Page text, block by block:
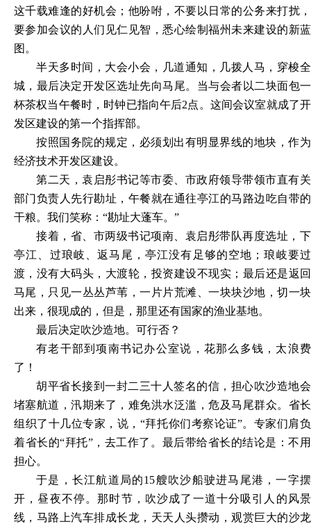
这千载难逢的好机会；他吩咐，不要以日常的公务来打扰，
要参加会议的人们见仁见智，悉心绘制福州未来建设的新蓝
图。
半天多时间，大会小会，几道通知，几拨人马，穿梭全
城，最后决定开发区选址先向马尾。当与会者以二块面包一
杯茶权当午餐时，时钟已指向午后2点。这间会议室就成了开
发区建设的第一个指挥部。
按照国务院的规定，必须划出有明显界线的地块，作为
经济技术开发区建设。
第二天， 袁启彤书记等市委、市政府领导带领市直有关
部门负责人先行勘址，午餐就在通往亭江的马路边吃自带的
干粮。我们笑称： “勘址大蓬车。”
接着，省、市两级书记项南、袁启彤带队再度选址，下
亭江、过琅岐、返马尾，亭江没有足够的空地；琅岐要过
渡，没有大码头，大渡轮，投资建设不现实；最后还是返回
马尾，只见一丛丛芦苇，一片片荒滩、一块块沙地，切一块
出来，很现成的，但是，那里还有国家的渔业基地。
最后决定吹沙造地。可行否？
有老干部到项南书记办公室说，花那么多钱，太浪费
了！
胡平省长接到一封二三十人签名的信，担心吹沙造地会
堵塞航道，汛期来了，难免洪水泛滥，危及马尾群众。省长
组织了十几位专家，说， “拜托你们考察论证”。专家们肩负
着省长的“拜托”，去工作了。最后带给省长的结论是：不用
担心。
于是，长江航道局的15艘吹沙船驶进马尾港，一字摆
开，昼夜不停。那时节，吹沙成了一道十分吸引人的风景
线，马路上汽车排成长龙，天天人头攒动，观赏巨大的沙龙